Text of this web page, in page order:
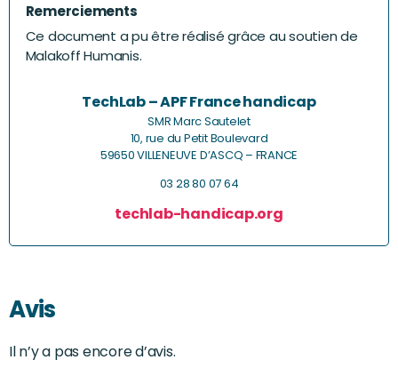
Remerciements
Ce document a pu être réalisé grâce au soutien de
Malakoff Humanis.
TechLab – APF France handicap
SMR Marc Sautelet
10, rue du Petit Boulevard
59650 VILLENEUVE D’ASCQ – FRANCE
03 28 80 07 64
techlab-handicap.org
Avis
Il n’y a pas encore d’avis.